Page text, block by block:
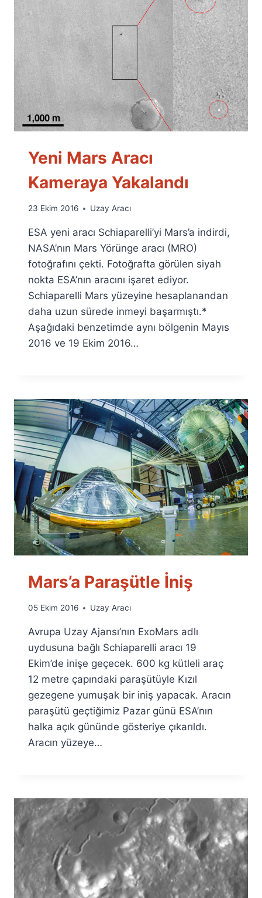
Yeni Mars Aracı
Kameraya Yakalandı
By
Fuat
Özyar
23 Ekim 2016 Uzay Aracı
ESA yeni aracı Schiaparelli’yi Mars’a indirdi,
NASA’nın Mars Yörünge aracı (MRO)
fotoğrafını çekti. Fotoğrafta görülen siyah
nokta ESA’nın aracını işaret ediyor.
Schiaparelli Mars yüzeyine hesaplanandan
daha uzun sürede inmeyi başarmıştı.*
Aşağıdaki benzetimde aynı bölgenin Mayıs
2016 ve 19 Ekim 2016…
Mars’a Paraşütle İniş
By
Fuat
Özyar
05 Ekim 2016 Uzay Aracı
Avrupa Uzay Ajansı’nın ExoMars adlı
uydusuna bağlı Schiaparelli aracı 19
Ekim’de inişe geçecek. 600 kg kütleli araç
12 metre çapındaki paraşütüyle Kızıl
gezegene yumuşak bir iniş yapacak. Aracın
paraşütü geçtiğimiz Pazar günü ESA’nın
halka açık gününde gösteriye çıkarıldı.
Aracın yüzeye…